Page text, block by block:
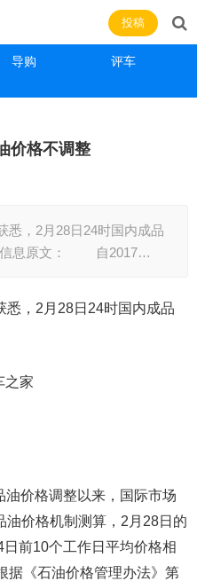
导购
评车
投稿
价格不调整
悉，2月28日24时国内成品
信息原文： 自2017…
， 2 月28日24时国内成品
价格调整以来，国际市场
油价格机制测算，2月28日的
前10个工作日平均价格相
据《石油价格管理办法》第